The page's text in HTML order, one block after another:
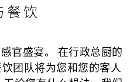
餐饮
官盛宴。 在行政总厨的
团队将为您和您的客人